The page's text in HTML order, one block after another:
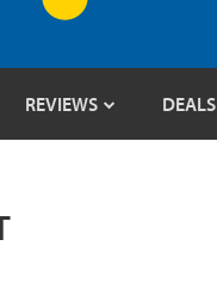
REVIEWS DEALS